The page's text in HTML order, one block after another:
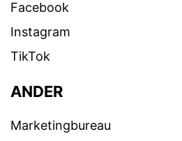
Facebook
Instagram
TikTok
ANDER
Marketingbureau